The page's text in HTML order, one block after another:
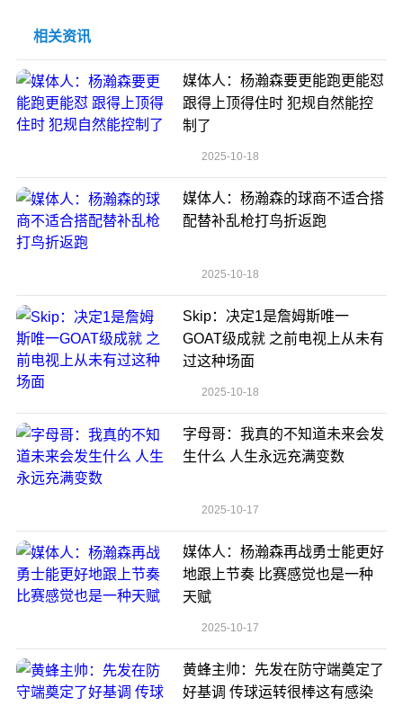
相关资讯
媒体人：杨瀚森要更能跑更能怼
跟得上顶得住时 犯规自然能控
制了
2025-10-18
媒体人：杨瀚森的球商不适合搭
配替补乱枪打鸟折返跑
2025-10-18
Skip：决定1是詹姆斯唯一
GOAT级成就 之前电视上从未有
过这种场面
2025-10-18
字母哥：我真的不知道未来会发
生什么 人生永远充满变数
2025-10-17
媒体人：杨瀚森再战勇士能更好
地跟上节奏 比赛感觉也是一种
天赋
2025-10-17
黄蜂主帅：先发在防守端奠定了
好基调 传球运转很棒这有感染